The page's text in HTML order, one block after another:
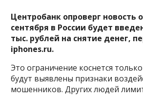
Центробанк опроверг новость
сентября в России будет
тыс. рублей на снятие денег,
iphones.ru.
Это ограничение коснется только
будут выявлены признаки
мошенников. Других людей